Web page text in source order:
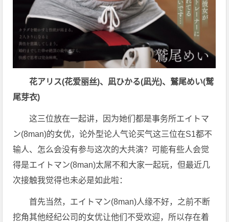
花アリス(花爱丽丝)、凪ひかる(凪光)、鷲尾めい(鹫
尾芽衣)
这三位放在一起讲，因为她们都是事务所エイトマ
ン(8man)的女优，论外型论人气论买气这三位在S1都不
输人、怎么会没有参与这次的大共演？可能有些人会觉
得是エイトマン(8man)太屌不和大家一起玩，但最近几
次接触我觉得也未必是如此啦：
首先当然，エイトマン(8man)人缘不好，之前不断
挖角其他经纪公司的女优让他们不受欢迎，所以存在着